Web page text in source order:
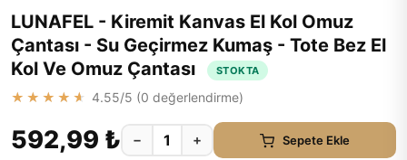
LUNAFEL - Kiremit Kanvas El Kol Omuz
Çantası - Su Geçirmez Kumaş - Tote Bez El
Kol Ve Omuz Çantası
STOKTA
★★★★★ 4.55/5 (0 değerlendirme)
592,99 ₺ − + Sepete Ekle